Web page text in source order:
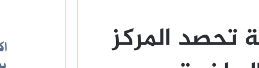
تحصد المركز